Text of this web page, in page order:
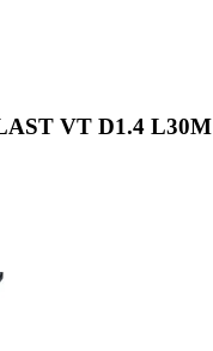
VT D1.4 L30M